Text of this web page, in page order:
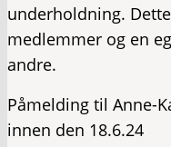
underholdning.
medlemmer og en
andre.
Påmelding til Anne-
innen den 18.6.24